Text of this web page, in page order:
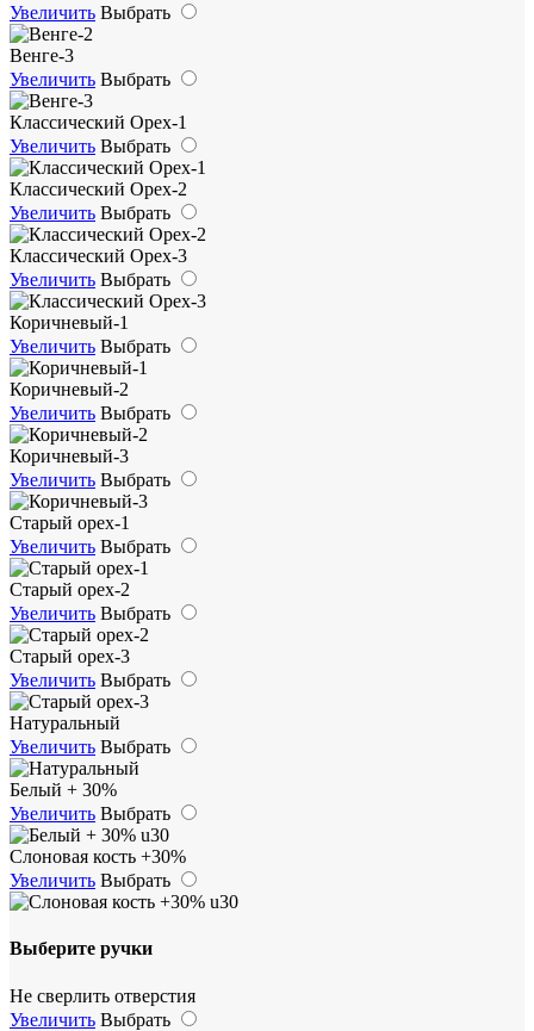
Увеличить Выбрать
Венге-3
Увеличить Выбрать
Классический Орех-1
Увеличить Выбрать
Классический Орех-2
Увеличить Выбрать
Классический Орех-3
Увеличить Выбрать
Коричневый-1
Увеличить Выбрать
Коричневый-2
Увеличить Выбрать
Коричневый-3
Увеличить Выбрать
Старый орех-1
Увеличить Выбрать
Старый орех-2
Увеличить Выбрать
Старый орех-3
Увеличить Выбрать
Натуральный
Увеличить Выбрать
Белый + 30%
Увеличить Выбрать
Слоновая кость +30%
Увеличить Выбрать
Выберите ручки
Не сверлить отверстия
Увеличить Выбрать